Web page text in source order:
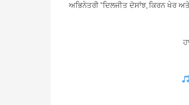
ਅਭਿਨੇਤਰੀ "ਦਿਲਜੀਤ ਦੋਸਾਂਝ, ਕਿਰਨ ਖੇਰ